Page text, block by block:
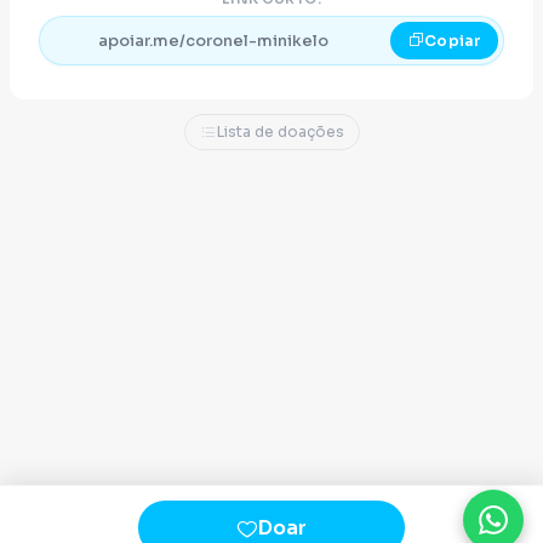
Atenciosamente,
apoiar.me/coronel-minikelo Copiar
Lista de doações
Doar